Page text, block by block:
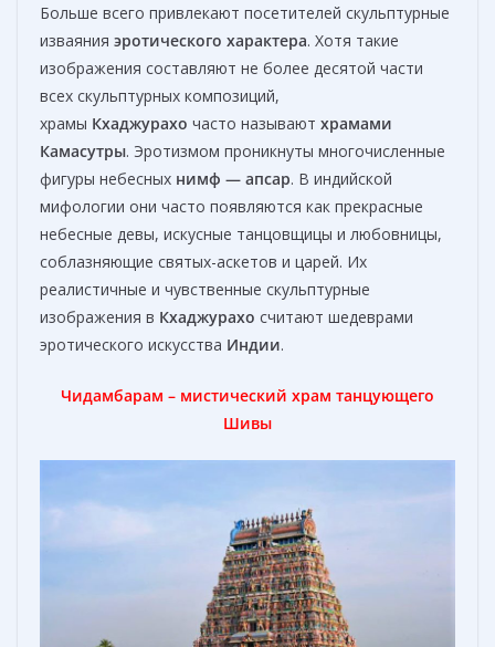
Больше всего привлекают посетителей скульптурные
изваяния эротического характера. Хотя такие
изображения составляют не более десятой части
всех скульптурных композиций,
храмы Кхаджурахо часто называют храмами
Камасутры. Эротизмом проникнуты многочисленные
фигуры небесных нимф — апсар. В индийской
мифологии они часто появляются как прекрасные
небесные девы, искусные танцовщицы и любовницы,
соблазняющие святых-аскетов и царей. Их
реалистичные и чувственные скульптурные
изображения в Кхаджурахо считают шедеврами
эротического искусства Индии.
Чидамбарам – мистический храм танцующего
Шивы